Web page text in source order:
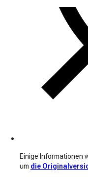
Einige Informationen
um die